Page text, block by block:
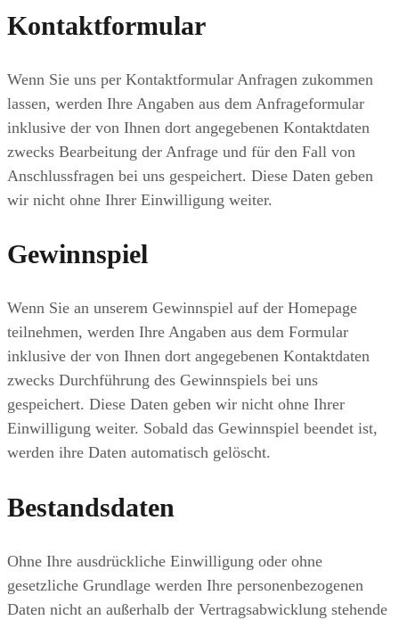
Kontaktformular
Wenn Sie uns per Kontaktformular Anfragen zukommen
lassen, werden Ihre Angaben aus dem Anfrageformular
inklusive der von Ihnen dort angegebenen Kontaktdaten
zwecks Bearbeitung der Anfrage und für den Fall von
Anschlussfragen bei uns gespeichert. Diese Daten geben
wir nicht ohne Ihrer Einwilligung weiter.
Gewinnspiel
Wenn Sie an unserem Gewinnspiel auf der Homepage
teilnehmen, werden Ihre Angaben aus dem Formular
inklusive der von Ihnen dort angegebenen Kontaktdaten
zwecks Durchführung des Gewinnspiels bei uns
gespeichert. Diese Daten geben wir nicht ohne Ihrer
Einwilligung weiter. Sobald das Gewinnspiel beendet ist,
werden ihre Daten automatisch gelöscht.
Bestandsdaten
Ohne Ihre ausdrückliche Einwilligung oder ohne
gesetzliche Grundlage werden Ihre personenbezogenen
Daten nicht an außerhalb der Vertragsabwicklung stehende